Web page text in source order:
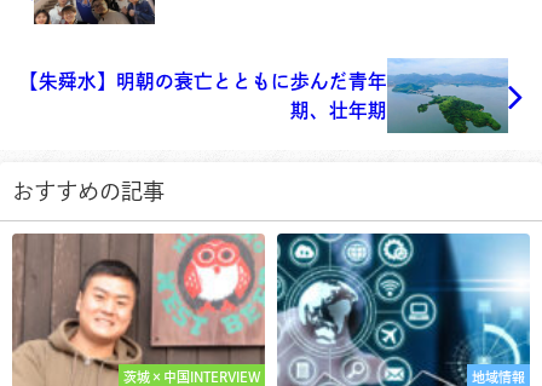
【朱舜水】明朝の衰亡とともに歩んだ青年
期、壮年期
おすすめの記事
茨城×中国INTERVIEW 地域情報